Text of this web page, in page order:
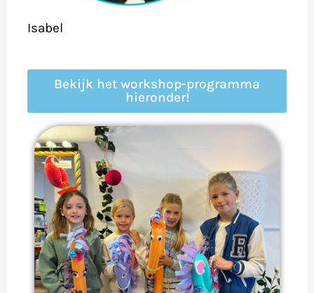
Isabel
Bekijk het workshop-programma
hieronder!